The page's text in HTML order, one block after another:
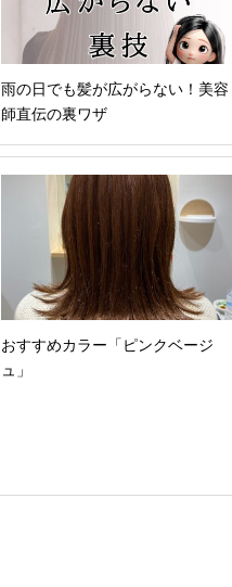
雨の日でも髪が広がらない！美容
師直伝の裏ワザ
おすすめカラー「ピンクベージ
ュ」